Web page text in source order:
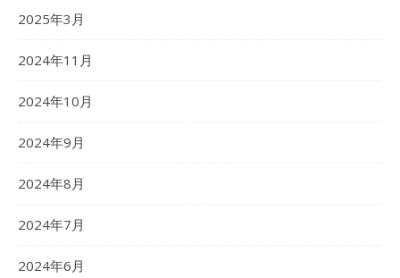
2025年3月
2024年11月
2024年10月
2024年9月
2024年8月
2024年7月
2024年6月